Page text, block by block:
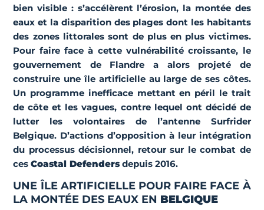
bien visible : s’accélèrent l’érosion, la montée des
eaux et la disparition des plages dont les habitants
des zones littorales sont de plus en plus victimes.
Pour faire face à cette vulnérabilité croissante, le
gouvernement de Flandre a alors projeté de
construire une île artificielle au large de ses côtes.
Un programme inefficace mettant en péril le trait
de côte et les vagues, contre lequel ont décidé de
lutter les volontaires de l’antenne Surfrider
Belgique. D’actions d’opposition à leur intégration
du processus décisionnel, retour sur le combat de
cesCoastal Defendersdepuis 2016.
UNE ÎLE ARTIFICIELLE POUR FAIRE FACE À
LA MONTÉE DES EAUX EN BELGIQUE